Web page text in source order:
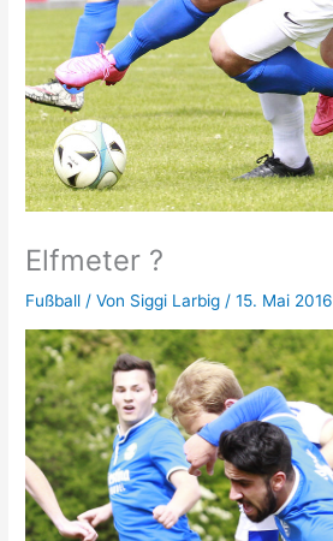
Elfmeter ?
Fußball / Von Siggi Larbig/15. Mai 2016